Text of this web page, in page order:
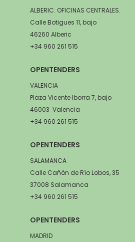
ALBERIC. OFICINAS CENTRALES.
Calle Botigues 11, bajo
46260 Alberic
+34 960 261 515
OPENTENDERS
VALENCIA
Plaza Vicente Iborra 7, bajo
46003 Valencia
+34 960 261 515
OPENTENDERS
SALAMANCA
Calle Cañón de Río Lobos, 35
37008 Salamanca
+34 960 261 515
OPENTENDERS
MADRID